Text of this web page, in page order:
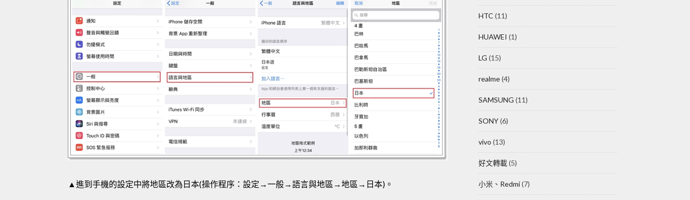
▲進到手機的設定中將地區改為日本(操作程序：設定→一般→語言與地區→地區→日本)。
HTC (11)
HUAWEI (1)
LG (15)
realme(4)
SAMSUNG (11)
SONY(6)
vivo (13)
好文轉載(5)
小米、Redmi(7)